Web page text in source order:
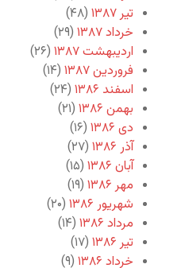
تیر ۱۳۸۷
(۴۸)
خرداد ۱۳۸۷
(۲۹)
اردیبهشت ۱۳۸۷
(۲۶)
فروردین ۱۳۸۷
(۱۴)
اسفند ۱۳۸۶
(۲۴)
بهمن ۱۳۸۶
(۲۱)
دی ۱۳۸۶
(۱۶)
آذر ۱۳۸۶
(۲۷)
آبان ۱۳۸۶
(۱۵)
مهر ۱۳۸۶
(۱۹)
شهریور ۱۳۸۶
(۲۰)
مرداد ۱۳۸۶
(۱۴)
تیر ۱۳۸۶
(۱۷)
خرداد ۱۳۸۶
(۹)